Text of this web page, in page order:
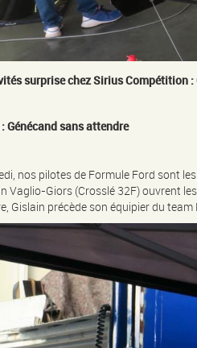
surprise chez Sirius Compétition :
Génécand sans attendre
nos pilotes de Formule Ford sont
Vaglio-Giors (Crosslé 32F) ouvrent
Gislain précède son équipier du